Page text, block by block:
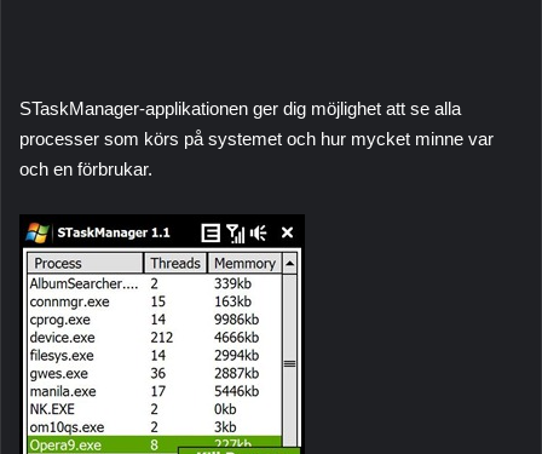
STaskManager-applikationen ger dig möjlighet att se alla
processer som körs på systemet och hur mycket minne var
och en förbrukar.